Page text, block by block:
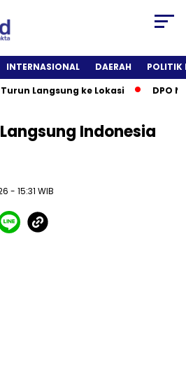
INTERNASIONAL DAERAH
POLITIK
Langsung ke Lokasi
DPO
Indonesia
- 15:31 WIB